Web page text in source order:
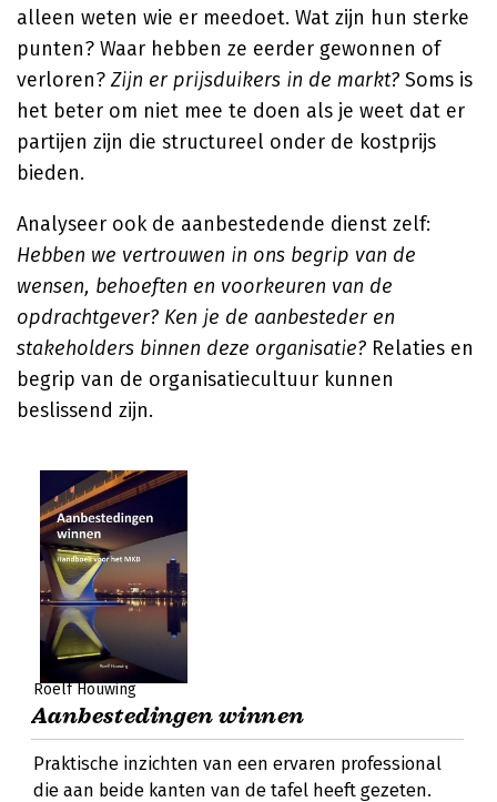
alleen weten wie er meedoet. Wat zijn hun sterke
punten? Waar hebben ze eerder gewonnen of
verloren? Zijn er prijsduikers in de markt? Soms is
het beter om niet mee te doen als je weet dat er
partijen zijn die structureel onder de kostprijs
bieden.
Analyseer ook de aanbestedende dienst zelf:
Hebben we vertrouwen in ons begrip van de
wensen, behoeften en voorkeuren van de
opdrachtgever? Ken je de aanbesteder en
stakeholders binnen deze organisatie? Relaties en
begrip van de organisatiecultuur kunnen
beslissend zijn.
Roelf Houwing
Aanbestedingen winnen
Praktische inzichten van een ervaren professional
die aan beide kanten van de tafel heeft gezeten.